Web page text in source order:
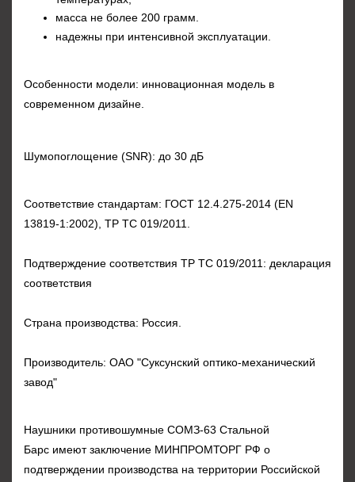
масса не более 200 грамм.
надежны при интенсивной эксплуатации.
Особенности модели: инновационная модель в
современном дизайне.
Шумопоглощение (SNR): до 30 дБ
Соответствие стандартам: ГОСТ 12.4.275-2014 (ЕN
13819-1:2002), ТР ТС 019/2011.
Подтверждение соответствия ТР ТС 019/2011: декларация
соответствия
Страна производства: Россия.
Производитель: ОАО "Суксунский оптико-механический
завод"
Наушники противошумные СОМЗ-63 Стальной
Барс имеют заключение МИНПРОМТОРГ РФ о
подтверждении производства на территории Российской